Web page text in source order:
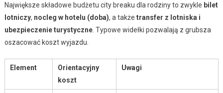
Największe składowe budżetu city breaku dla rodziny to zwykle bilet
lotniczy, nocleg w hotelu (doba), a także transfer z lotniska i
ubezpieczenie turystyczne. Typowe widełki pozwalają z grubsza
oszacować koszt wyjazdu.
Element
Orientacyjny
koszt
Uwagi